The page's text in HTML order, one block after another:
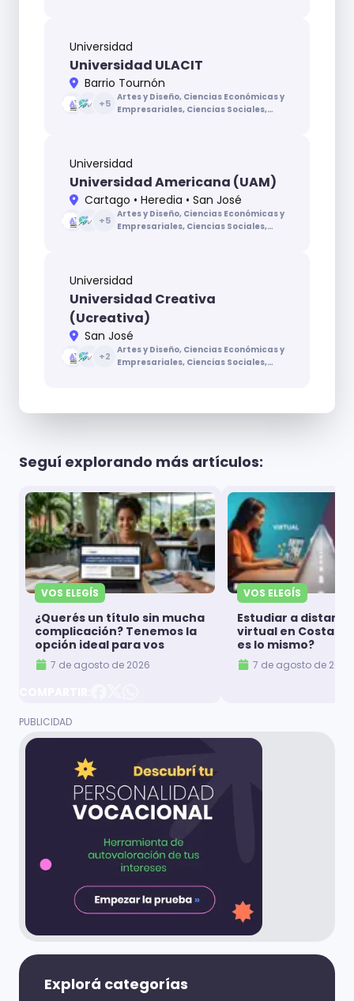
Universidad
Universidad ULACIT
Barrio Tournón
+5 Artes y Diseño, Ciencias Económicas y
Empresariales, Ciencias Sociales,
Universidad
Universidad Americana (UAM)
Cartago • Heredia • San José
+5 Artes y Diseño, Ciencias Económicas y
Empresariales, Ciencias Sociales,
Universidad
Universidad Creativa
(Ucreativa)
San José
+2 Artes y Diseño, Ciencias Económicas y
Empresariales, Ciencias Sociales,
Seguí explorando más artículos:
VOS ELEGÍS
¿Querés un título sin mucha
complicación? Tenemos la
opción ideal para vos
7 de agosto de 2026
VOS ELEGÍS
Estudiar a
virtual en Costa
es lo mismo?
7 de agosto de 2026
Explorá categorías